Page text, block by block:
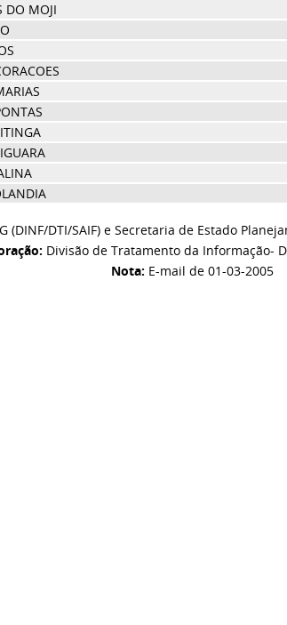
DO MOJI
(DINF/DTI/SAIF) e Secretaria de Estado
Divisão de Tratamento da Informação-
Nota: E-mail de 01-03-2005